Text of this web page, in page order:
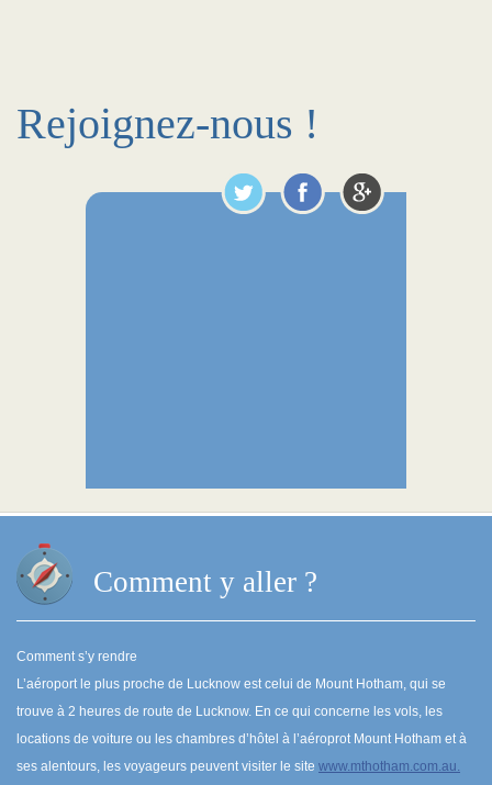
Rejoignez-nous !
Comment y aller ?
Comment s’y rendre
L’aéroport le plus proche de Lucknow est celui de Mount Hotham, qui se
trouve à 2 heures de route de Lucknow. En ce qui concerne les vols, les
locations de voiture ou les chambres d’hôtel à l’aéroprot Mount Hotham et à
ses alentours, les voyageurs peuvent visiter le site www.mthotham.com.au.